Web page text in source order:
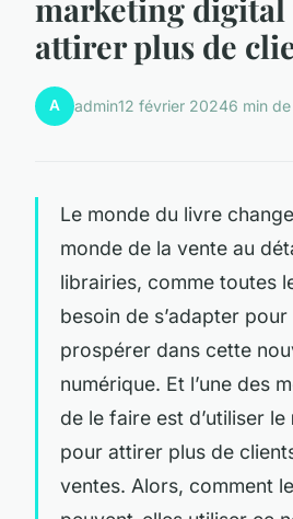
marketing digital
attirer plus de
A admin12 février 20246 min
Le monde du livre
monde de la vente au
librairies, comme toutes
besoin de s’adapter
prospérer dans cette
numérique. Et l’une des
de le faire est d’utiliser le
pour attirer plus de
ventes. Alors, comment